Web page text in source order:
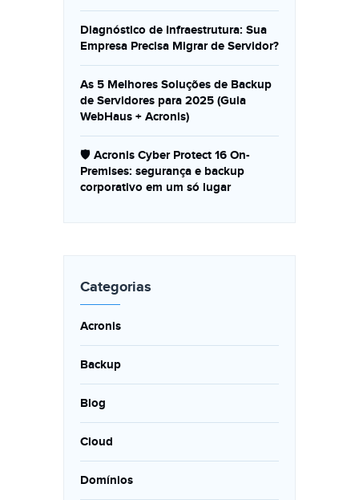
Diagnóstico de Infraestrutura: Sua
Empresa Precisa Migrar de Servidor?
As 5 Melhores Soluções de Backup
de Servidores para 2025 (Guia
WebHaus + Acronis)
🛡️ Acronis Cyber Protect 16 On-
Premises: segurança e backup
corporativo em um só lugar
Categorias
Acronis
Backup
Blog
Cloud
Domínios